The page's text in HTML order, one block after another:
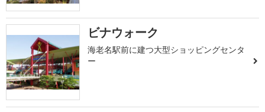
ビナウォーク
海老名駅前に建つ大型ショッピングセンタ
ー